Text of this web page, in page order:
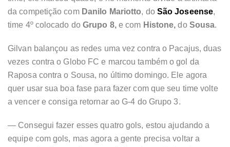
da competição com Danilo Mariotto, do São Joseense,
time 4º colocado do Grupo 8, e com Histone,doSousa.
Gilvan balançou as redes uma vez contra o Pacajus, duas
vezes contra o Globo FC e marcou também o gol da
Raposa contra o Sousa, no último domingo. Ele agora
quer usar sua boa fase para fazer com que seu time volte
a vencer e consiga retornar ao G-4 do Grupo 3.
— Consegui fazer esses quatro gols, estou ajudando a
equipe com gols, mas agora a gente precisa voltar a